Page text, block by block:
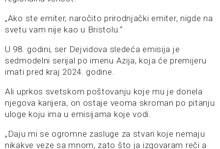
„Ako ste emiter, naročito prirodnjački emiter, nigde na
svetu vam nije kao u Bristolu.“
U 98. godini, ser Dejvidova sledeća emisija je
sedmodelni serijal po imenu Azija, koja će premijeru
imati pred kraj 2024. godine.
Ali uprkos svetskom poštovanju koje mu je donela
njegova karijera, on ostaje veoma skroman po pitanju
uloge koju ima u emisijama koje vodi.
„Daju mi se ogromne zasluge za stvari koje nemaju
nikakve veze sa mnom, zato što ja izgovaram reči a